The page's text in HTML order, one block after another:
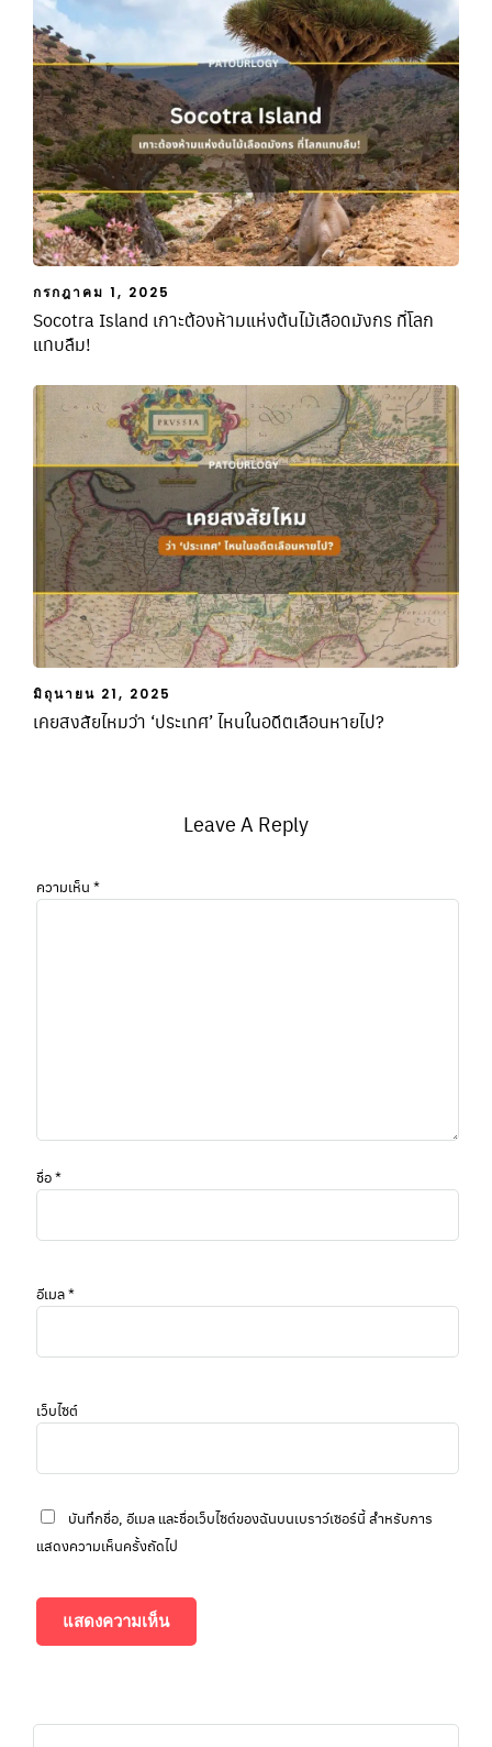
กรกฎาคม 1, 2025
Socotra Island เกาะต้องห้ามแห่งต้นไม้เลือดมังกร ที่โลก
แทบลืม!
มิถุนายน 21, 2025
เคยสงสัยไหมว่า ‘ประเทศ’ ไหนในอดีตเลือนหายไป?
Leave A Reply
ความเห็น *
ชื่อ*
อีเมล*
เว็บไซต์
บันทึกชื่อ, อีเมล และชื่อเว็บไซต์ของฉันบนเบราว์เซอร์นี้ สำหรับการ
แสดงความเห็นครั้งถัดไป